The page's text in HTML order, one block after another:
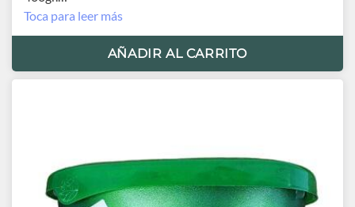
Orígen Egipto
Toca para leer más
AÑADIR AL CARRITO